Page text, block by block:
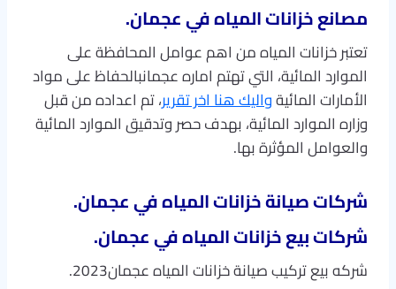
مصانع خزانات المياه في عجمان.
تعتبر خزانات المياه من اهم عوامل المحافظة على
الموارد المائية، التي تهتم اماره عجمانبالحفاظ على مواد
الأمارات المائيةواليك هنا اخر تقرير، تم اعداده من قبل
وزاره الموارد المائية، بهدف حصر وتدقيق الموارد المائية
والعوامل المؤثرة بها.
شركات صيانة خزانات المياه في عجمان.
شركات بيع خزانات المياه في عجمان.
شركه بيع تركيب صيانة خزانات المياه عجمان2023.